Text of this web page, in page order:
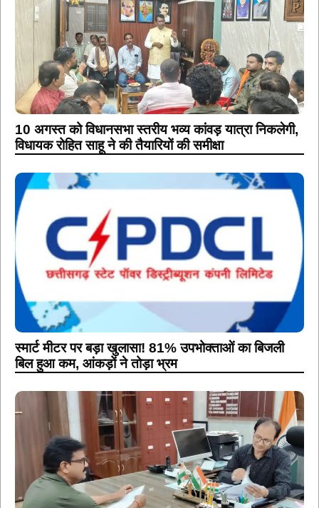
10 अगस्त को विधानसभा स्तरीय भव्य कांवड़ यात्रा निकलेगी,
विधायक रोहित साहू ने की तैयारियों की समीक्षा
स्मार्ट मीटर पर बड़ा खुलासा! 81% उपभोक्ताओं का बिजली
बिल हुआ कम, आंकड़ों ने तोड़ा भ्रम